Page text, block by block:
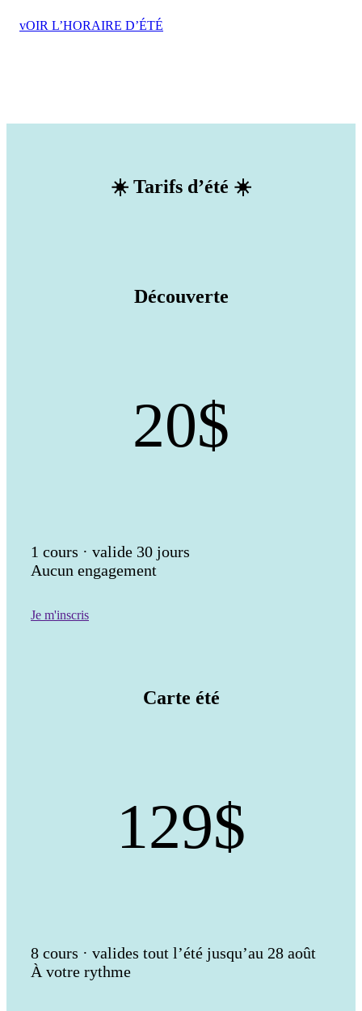
vOIR L’HORAIRE D’ÉTÉ
☀️ Tarifs d’été ☀️
Découverte
20$
1 cours · valide 30 jours
Aucun engagement
Je m'inscris
Carte été
129$
8 cours · valides tout l’été jusqu’au 28 août
À votre rythme